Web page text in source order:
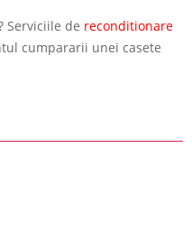
Serviciile de reconditionare
cumpararii unei casete